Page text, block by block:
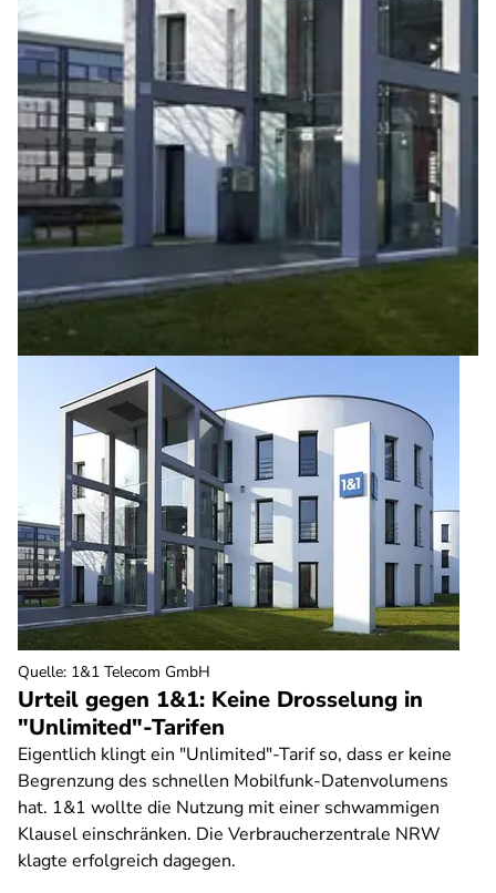
Urteil gegen 1&1: Keine Drosselung in
"Unlimited"-Tarifen
Eigentlich klingt ein "Unlimited"-Tarif so, dass er keine
Begrenzung des schnellen Mobilfunk-Datenvolumens
hat. 1&1 wollte die Nutzung mit einer schwammigen
Klausel einschränken. Die Verbraucherzentrale NRW
klagte erfolgreich dagegen.
Quelle: 1&1 Telecom GmbH